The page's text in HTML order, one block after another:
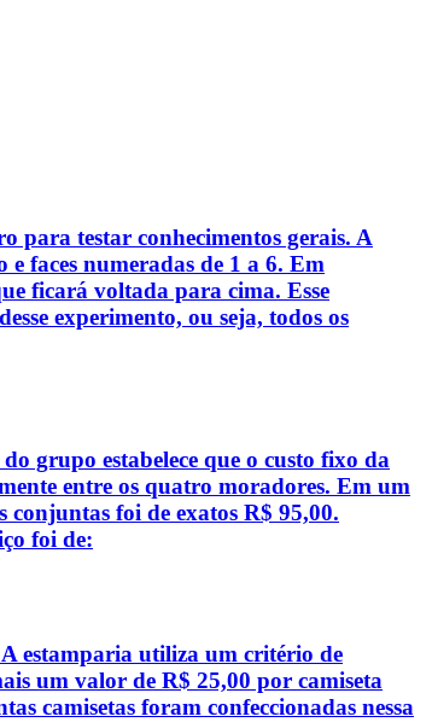
para testar conhecimentos gerais. A
faces numeradas de 1 a 6. Em
ficará voltada para cima. Esse
experimento, ou seja, todos os
grupo estabelece que o custo fixo da
entre os quatro moradores. Em um
foi de exatos R$ 95,00.
foi de:
estamparia utiliza um critério de
um valor de R$ 25,00 por camiseta
camisetas foram confeccionadas nessa